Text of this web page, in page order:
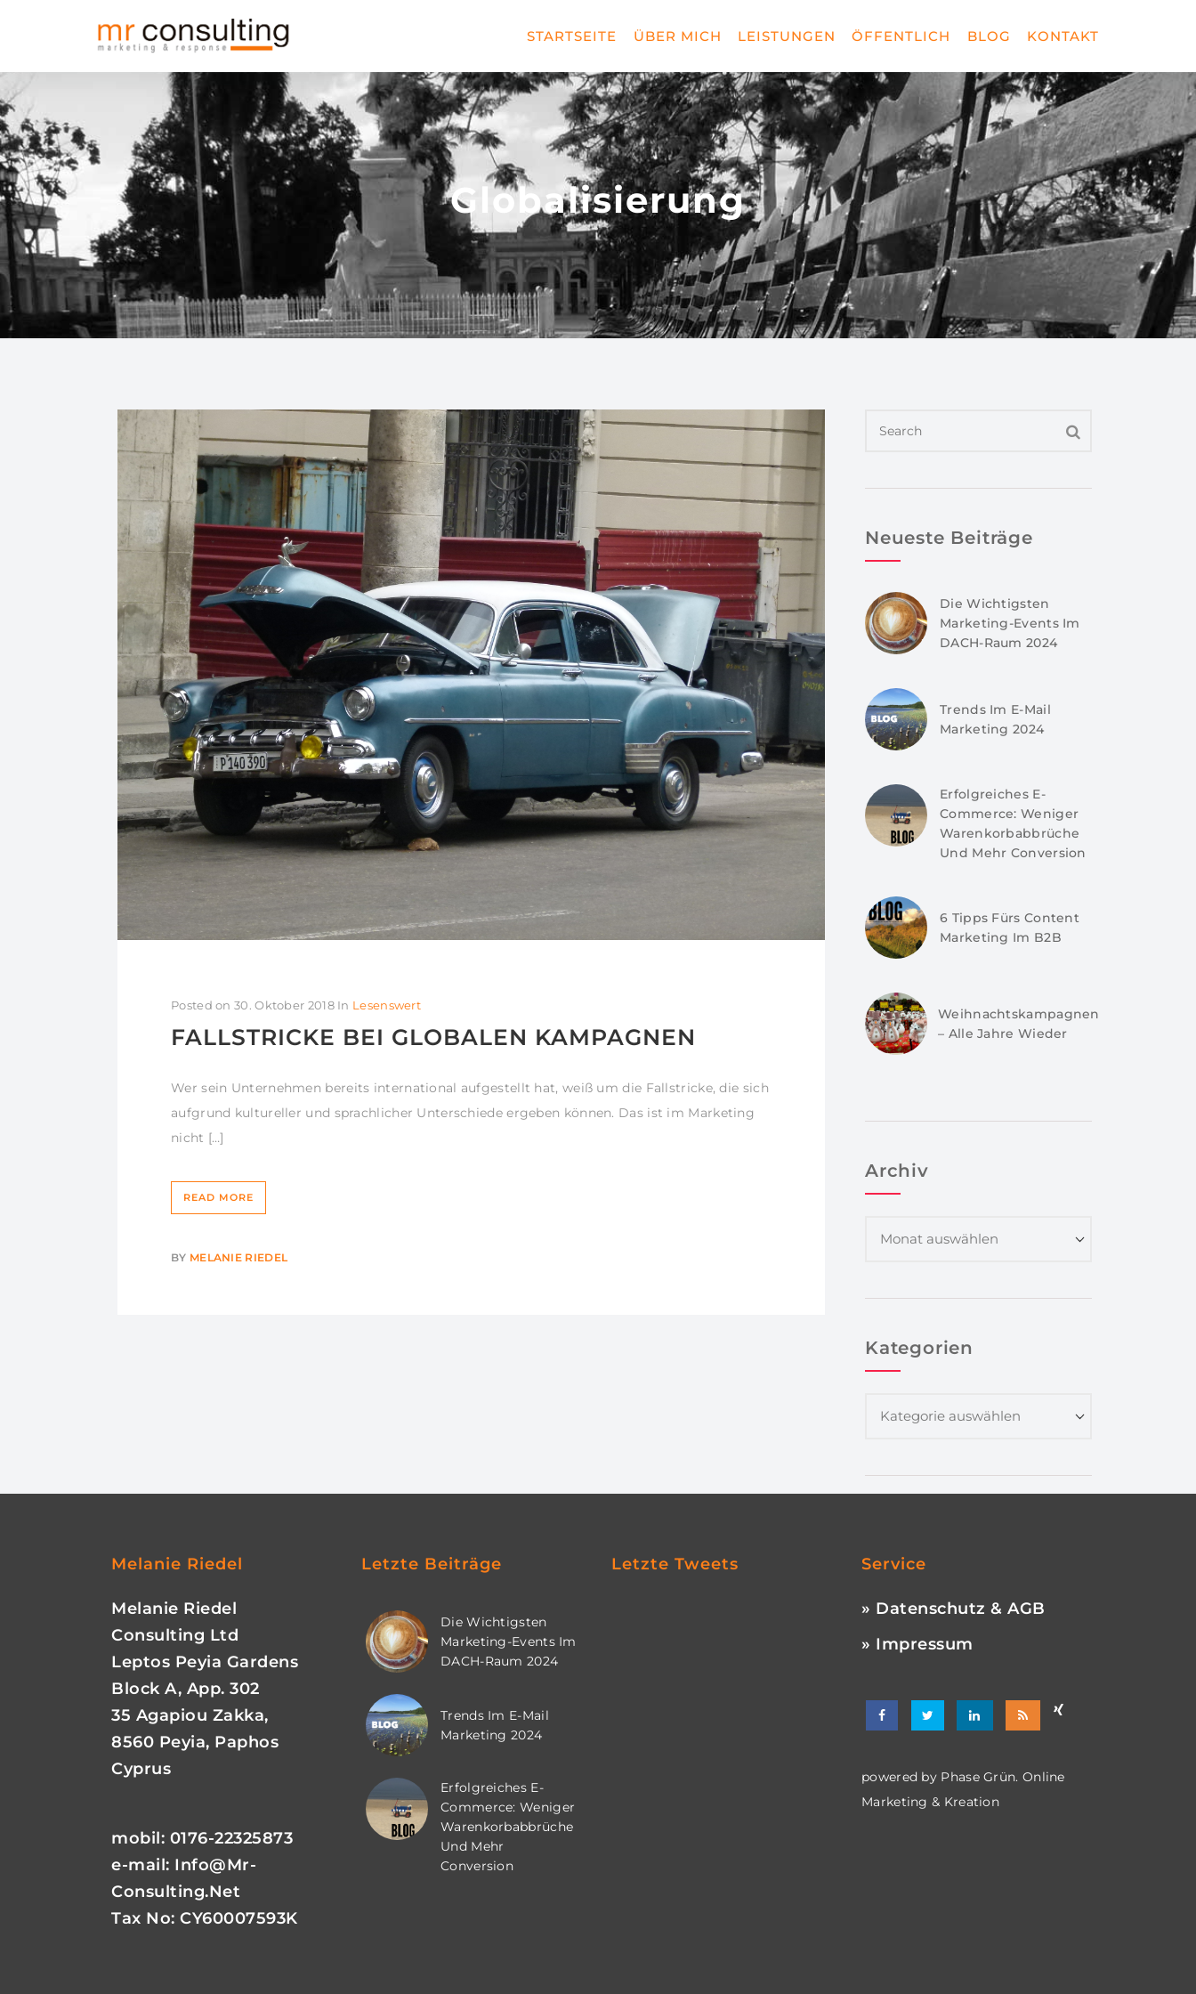
STARTSEITE ÜBER MICH LEISTUNGEN ÖFFENTLICH BLOG KONTAKT
Globalisierung
Posted on 30. Oktober 2018 In Lesenswert
FALLSTRICKE BEI GLOBALEN KAMPAGNEN
Wer sein Unternehmen bereits international aufgestellt hat, weiß um die Fallstricke, die sich
aufgrund kultureller und sprachlicher Unterschiede ergeben können. Das ist im Marketing
nicht […]
READ MORE
BY MELANIE RIEDEL
Neueste Beiträge
Die Wichtigsten
Marketing-Events Im
DACH-Raum 2024
Trends Im E-Mail
Marketing 2024
Erfolgreiches E-
Commerce: Weniger
Warenkorbabbrüche
Und Mehr Conversion
6 Tipps Fürs Content
Marketing Im B2B
Weihnachtskampagnen
– Alle Jahre Wieder
Archiv
Kategorien
Melanie Riedel
Melanie Riedel
Consulting Ltd
Leptos Peyia Gardens
Block A, App. 302
35 Agapiou Zakka,
8560 Peyia, Paphos
Cyprus
mobil: 0176-22325873
e-mail: Info@mr-
Consulting.net
Tax No: CY60007593K
Letzte Beiträge
Die Wichtigsten
Marketing-Events Im
DACH-Raum 2024
Trends Im E-Mail
Marketing 2024
Erfolgreiches E-
Commerce: Weniger
Warenkorbabbrüche
Und Mehr
Conversion
Letzte Tweets Service
» Datenschutz & AGB
» Impressum
powered by Phase Grün. Online
Marketing & Kreation